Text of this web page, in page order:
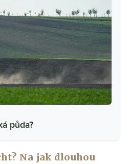
půda?
Na jak dlouhou